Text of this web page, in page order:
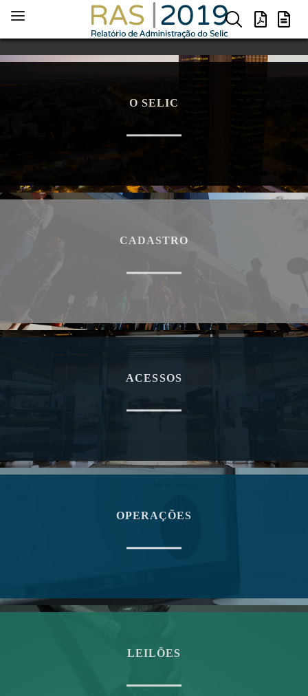
QUANTIDADE DE OPERAÇÕES
DEFINITIVAS
VALOR FINANCEIRO E QUANTIDADE DE OPERAÇÕES
O SELIC
CADASTRO
ACESSOS
OPERAÇÕES
LEILÕES